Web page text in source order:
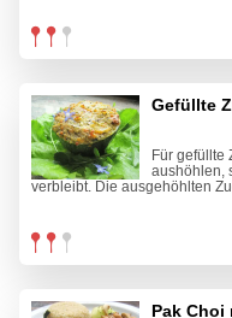
Gefüllte
Für gefüllte
aushöhlen,
verbleibt. Die ausgehöhlten
Pak Choi